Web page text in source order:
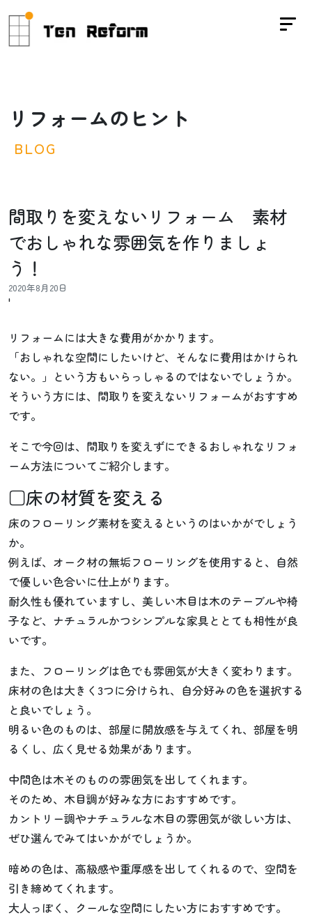
リ フ ォームのヒ ン ト
BLOG
間取りを変えないリフォーム 素材
でおしゃれな雰囲気を作りましょ
う！
2020年8月20日
'
リフォームには大きな費用がかかります。
「おしゃれな空間にしたいけど、そんなに費用はかけられ
ない。」という方もいらっしゃるのではないでしょうか。
そういう方には、間取りを変えないリフォームがおすすめ
です。
そこで今回は、間取りを変えずにできるおしゃれなリフォ
ーム方法についてご紹介します。
□床の材質を変える
床のフローリング素材を変えるというのはいかがでしょう
か。
例えば、オーク材の無垢フローリングを使用すると、自然
で優しい色合いに仕上がります。
耐久性も優れていますし、美しい木目は木のテーブルや椅
子など、ナチュラルかつシンプルな家具ととても相性が良
いです。
また、フローリングは色でも雰囲気が大きく変わります。
床材の色は大きく3つに分けられ、自分好みの色を選択する
と良いでしょう。
明るい色のものは、部屋に開放感を与えてくれ、部屋を明
るくし、広く見せる効果があります。
中間色は木そのものの雰囲気を出してくれます。
そのため、木目調が好みな方におすすめです。
カントリー調やナチュラルな木目の雰囲気が欲しい方は、
ぜひ選んでみてはいかがでしょうか。
暗めの色は、高級感や重厚感を出してくれるので、空間を
引き締めてくれます。
大人っぽく、クールな空間にしたい方におすすめです。